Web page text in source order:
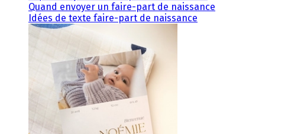
Quand envoyer un faire-part de naissance
Idées de texte faire-part de naissance